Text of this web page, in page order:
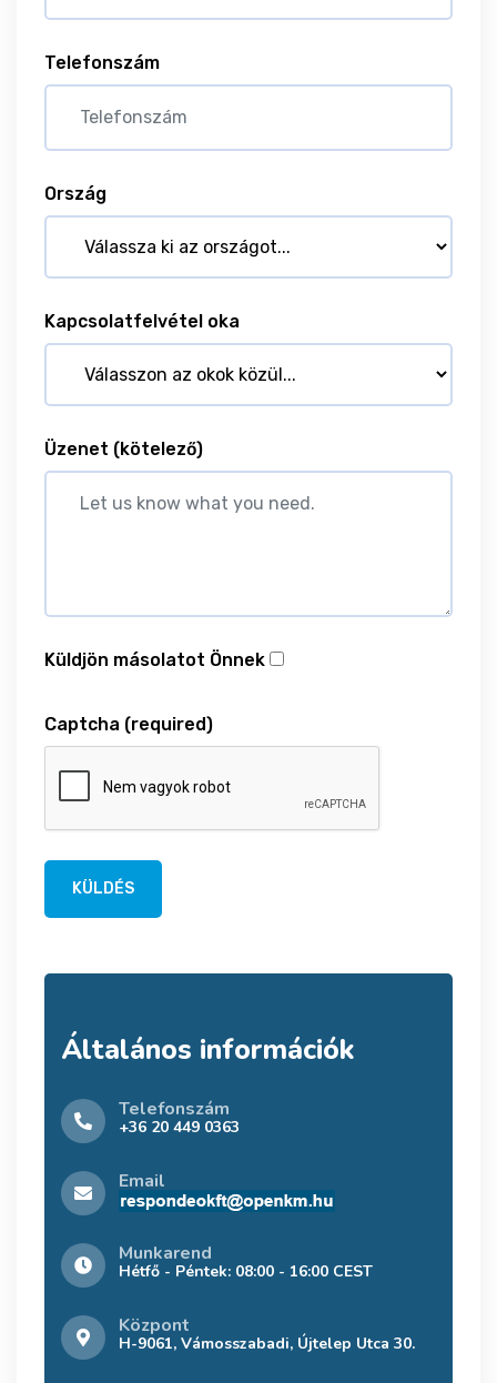
Telefonszám
Ország
Kapcsolatfelvétel oka
Üzenet (kötelező)
Küldjön másolatot Önnek
Captcha (required)
KÜLDÉS
Általános információk
Telefonszám
+36 20 449 0363
Email
Munkarend
Hétfő - Péntek: 08:00 - 16:00 CEST
Központ
H-9061, Vámosszabadi, Újtelep Utca 30.